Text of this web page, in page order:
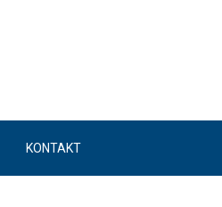
KONTAKT